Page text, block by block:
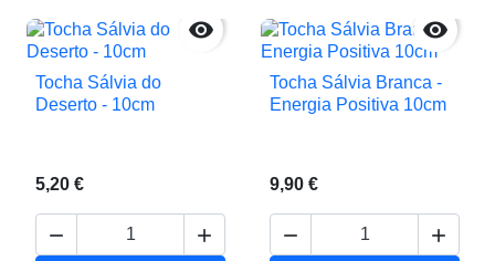

Tocha Sálvia do
Deserto - 10cm
5,20 €
 

Tocha Sálvia Branca -
Energia Positiva 10cm
9,90 €
 